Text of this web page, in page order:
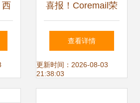
喜报！Coremail荣
获广东省信息技术
应用创新优秀产品
查看详情
更新时间：2026-08-03
21:38:03